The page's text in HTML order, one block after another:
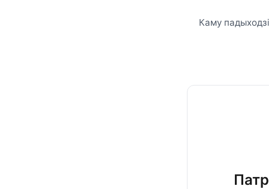
Каму